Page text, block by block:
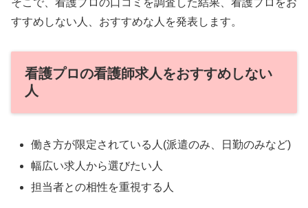
すすめしない人、おすすめな人を発表します。
看護プロの看護師求人をおすすめしない
人
働き方が限定されている人(派遣のみ、日勤のみなど)
幅広い求人から選びたい人
担当者との相性を重視する人